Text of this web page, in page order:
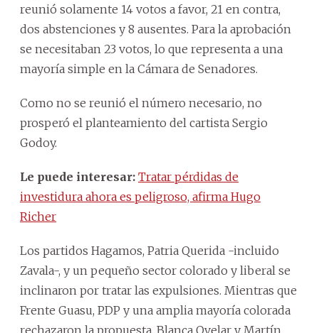
reunió solamente 14 votos a favor, 21 en contra,
dos abstenciones y 8 ausentes. Para la aprobación
se necesitaban 23 votos, lo que representa a una
mayoría simple en la Cámara de Senadores.
Como no se reunió el número necesario, no
prosperó el planteamiento del cartista Sergio
Godoy.
Le puede interesar: Tratar pérdidas de
investidura ahora es peligroso, afirma Hugo
Richer
Los partidos Hagamos, Patria Querida -incluido
Zavala-, y un pequeño sector colorado y liberal se
inclinaron por tratar las expulsiones. Mientras que
Frente Guasu, PDP y una amplia mayoría colorada
rechazaron la propuesta. Blanca Ovelar y Martín